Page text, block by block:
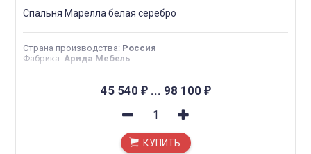
Спальня Марелла белая серебро
Страна производства: Россия
Фабрика: Арида Мебель
45 540 ₽... 98 100 ₽
КУПИТЬ